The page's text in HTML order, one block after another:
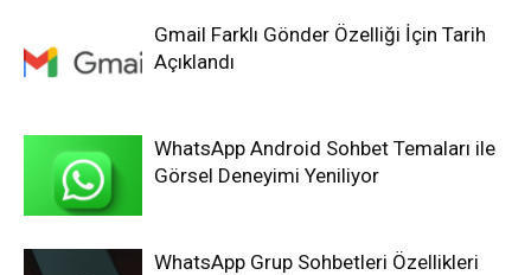
Gmail Farklı Gönder Özelliği İçin Tarih
Açıklandı
WhatsApp Android Sohbet Temaları ile
Görsel Deneyimi Yeniliyor
WhatsApp Grup Sohbetleri Özellikleri